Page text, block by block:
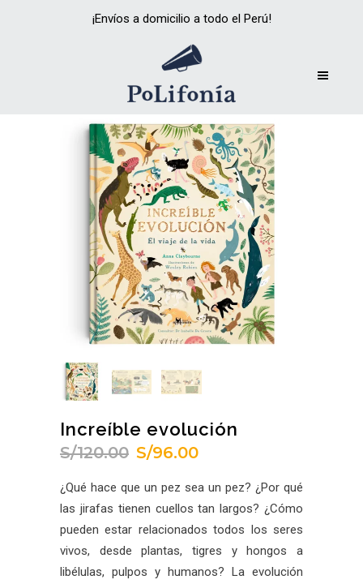
¡Envíos a domicilio a todo el Perú!
Increíble evolución
S/120.00 El
original
era:
S/120.00.
S/96.00El
actual
es:
S/96.00.
¿Qué hace que un pez sea un pez? ¿Por qué
las jirafas tienen cuellos tan largos? ¿Cómo
pueden estar relacionados todos los seres
vivos, desde plantas, tigres y hongos a
libélulas, pulpos y humanos? La evolución